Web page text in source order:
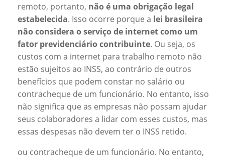
remoto, portanto, não é uma obrigação legal
estabelecida. Isso ocorre porque a lei brasileira
não considera o serviço de internet como um
fator previdenciário contribuinte. Ou seja, os
custos com a internet para trabalho remoto não
estão sujeitos ao INSS, ao contrário de outros
benefícios que podem constar no salário ou
contracheque de um funcionário. No entanto, isso
não significa que as empresas não possam ajudar
seus colaboradores a lidar com esses custos, mas
essas despesas não devem ter o INSS retido.
ou contracheque de um funcionário. No entanto,